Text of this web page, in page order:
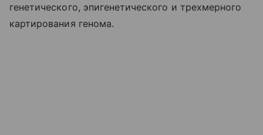
генетического, эпигенетического и трехмерного
картирования генома.